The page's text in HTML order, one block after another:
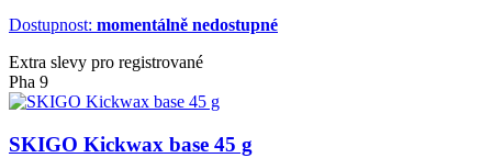
Dostupnost: momentálně nedostupné
Extra slevy pro registrované
Pha 9
SKIGO Kickwax base 45 g